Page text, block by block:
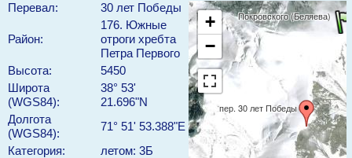
Перевал: 30 лет Победы
пер. 30 лет Победы
Покровского (Беляева)
+
−
Район:
176. Южные
отроги хребта
Петра Первого
Высота:
5450
Широта
(WGS84):
38° 53'
21.696"N
Долгота
(WGS84):
71° 51' 53.388"E
Категория:
летом: 3Б